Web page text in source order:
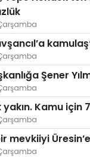
Şener
Kamu için
mevkiiyi